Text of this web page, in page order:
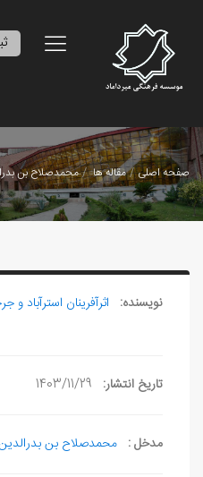
صفحه اصلی مقاله ها محمدصلاح بن
نویسنده: اثرآفرينان استرآباد و
تاریخ انتشار: 1403/11/29
مدخل : محمدصلاح بن